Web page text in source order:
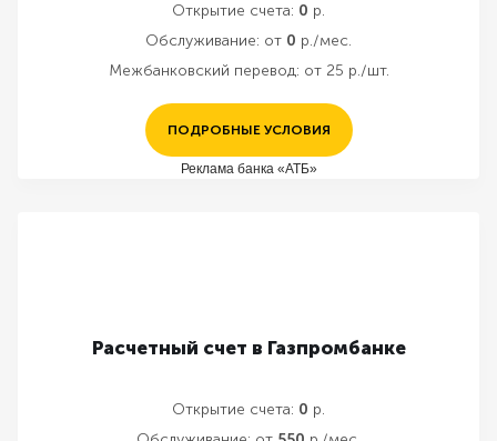
Открытие счета: 0 р.
Обслуживание: от 0 р./мес.
Межбанковский перевод: от 25 р./шт.
ПОДРОБНЫЕ УСЛОВИЯ
Реклама банка «АТБ»
Расчетный счет в Газпромбанке
Открытие счета: 0 р.